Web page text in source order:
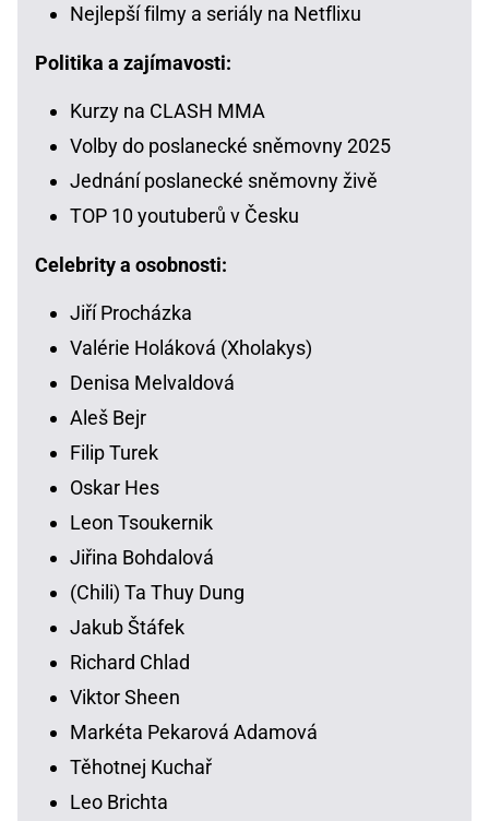
Nejlepší filmy a seriály na Netflixu
Politika a zajímavosti:
Kurzy na CLASH MMA
Volby do poslanecké sněmovny 2025
Jednání poslanecké sněmovny živě
TOP 10 youtuberů v Česku
Celebrity a osobnosti:
Jiří Procházka
Valérie Holáková (Xholakys)
Denisa Melvaldová
Aleš Bejr
Filip Turek
Oskar Hes
Leon Tsoukernik
Jiřina Bohdalová
(Chili) Ta Thuy Dung
Jakub Štáfek
Richard Chlad
Viktor Sheen
Markéta Pekarová Adamová
Těhotnej Kuchař
Leo Brichta